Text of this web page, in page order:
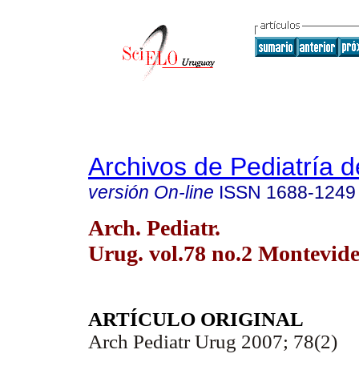
Archivos de Pediatría
versión On-line ISSN 1688-1249
Arch. Pediatr.
Urug. vol.78 no.2
ARTÍCULO ORIGINAL
Arch Pediatr Urug 2007; 78(2)